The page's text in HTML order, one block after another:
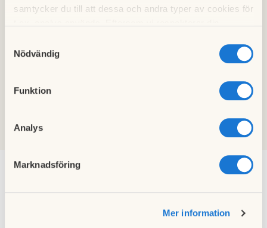
samtycker du till att dessa och andra typer av cookies för
cookies och välja att endast tillåta ett urval.
Nödvändig
Funktion
Analys
Marknadsföring
Mer information
emilie.gyllenram@MOHV.se